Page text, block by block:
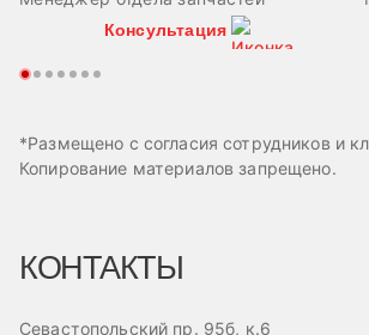
Консультация
*Размещено с согласия сотрудников и
Копирование материалов запрещено.
КОНТАКТЫ
Севастопольский пр. 95б, к.6